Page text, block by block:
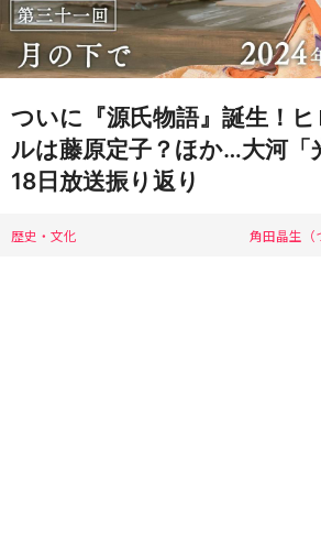
ついに『源氏物語』誕生！
ルは藤原定子？ほか…大河「
18日放送振り返り
歴史・文化 角田晶生（